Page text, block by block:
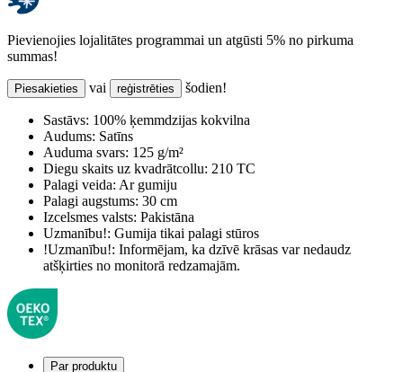
Pievienojies lojalitātes programmai un atgūsti 5% no pirkuma
summas!
Piesakieties vai reģistrēties šodien!
Sastāvs: 100% ķemmdzijas kokvilna
Audums: Satīns
Auduma svars: 125 g/m²
Diegu skaits uz kvadrātcollu: 210 TC
Palagi veida: Ar gumiju
Palagi augstums: 30 cm
Izcelsmes valsts: Pakistāna
Uzmanību!: Gumija tikai palagi stūros
!Uzmanību!: Informējam, ka dzīvē krāsas var nedaudz
atšķirties no monitorā redzamajām.
Par produktu